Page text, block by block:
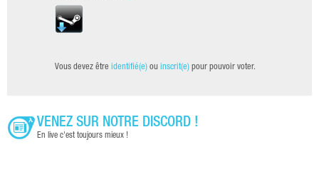
Vous devez être identifié(e) ou inscrit(e) pour pouvoir voter.
VENEZ SUR NOTRE DISCORD !
En live c'est toujours mieux !